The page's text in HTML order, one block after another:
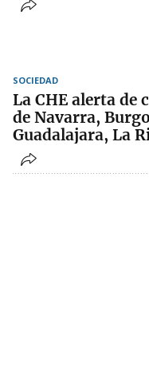
SOCIEDAD
La CHE alerta de
de Navarra,
Guadalajara, La